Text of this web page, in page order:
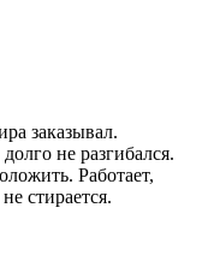
заказывал.
не разгибался.
Работает,
стирается.